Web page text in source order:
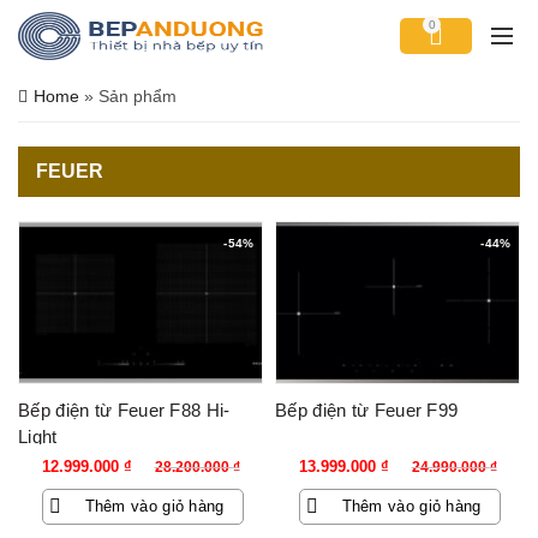
0
Home » Sản phẩm
FEUER
-54%
Bếp điện từ Feuer F88 Hi-
Light
28.200.000₫
Giá
gốc
là:
12.999.000 ₫
Giá
hiện
tại
Thêm vào giỏ hàng
-44%
Bếp điện từ Feuer F99
24.990.000₫
Giá
gốc
là:
13.999.000 ₫
Giá
hiện
tại
Thêm vào giỏ hàng